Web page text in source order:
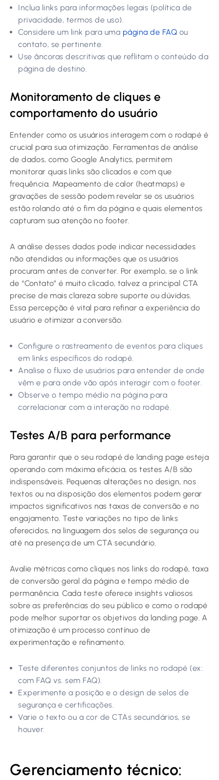
Inclua links para informações legais (política de
privacidade, termos de uso).
Considere um link para uma página de FAQ ou
contato, se pertinente.
Use âncoras descritivas que reflitam o conteúdo da
página de destino.
Monitoramento de cliques e
comportamento do usuário
Entender como os usuários interagem com o rodapé é
crucial para sua otimização. Ferramentas de análise
de dados, como Google Analytics, permitem
monitorar quais links são clicados e com que
frequência. Mapeamento de calor (heatmaps) e
gravações de sessão podem revelar se os usuários
estão rolando até o fim da página e quais elementos
capturam sua atenção no footer.
A análise desses dados pode indicar necessidades
não atendidas ou informações que os usuários
procuram antes de converter. Por exemplo, se o link
de “Contato” é muito clicado, talvez a principal CTA
precise de mais clareza sobre suporte ou dúvidas.
Essa percepção é vital para refinar a experiência do
usuário e otimizar a conversão.
Configure o rastreamento de eventos para cliques
em links específicos do rodapé.
Analise o fluxo de usuários para entender de onde
vêm e para onde vão após interagir com o footer.
Observe o tempo médio na página para
correlacionar com a interação no rodapé.
Testes A/B para performance
Para garantir que o seu rodapé de landing page esteja
operando com máxima eficácia, os testes A/B são
indispensáveis. Pequenas alterações no design, nos
textos ou na disposição dos elementos podem gerar
impactos significativos nas taxas de conversão e no
engajamento. Teste variações no tipo de links
oferecidos, na linguagem dos selos de segurança ou
até na presença de um CTA secundário.
Avalie métricas como cliques nos links do rodapé, taxa
de conversão geral da página e tempo médio de
permanência. Cada teste oferece insights valiosos
sobre as preferências do seu público e como o rodapé
pode melhor suportar os objetivos da landing page. A
otimização é um processo contínuo de
experimentação e refinamento.
Teste diferentes conjuntos de links no rodapé (ex:
com FAQ vs. sem FAQ).
Experimente a posição e o design de selos de
segurança e certificações.
Varie o texto ou a cor de CTAs secundários, se
houver.
Gerenciamento técnico: